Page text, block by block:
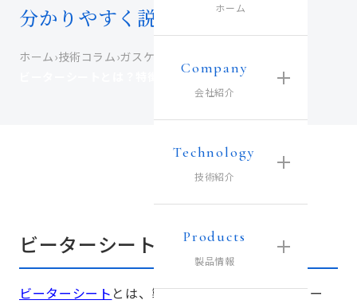
ホーム
Company
会社紹介
Technology
技術紹介
Products
製品情報
分かりやすく説明
ホーム›技術コラム›ガスケット材コラム
ビーターシートとは？特徴と役割を分かりやすく説明
ビーターシートとは
ビーターシート とは、製紙工業で使われるビーター